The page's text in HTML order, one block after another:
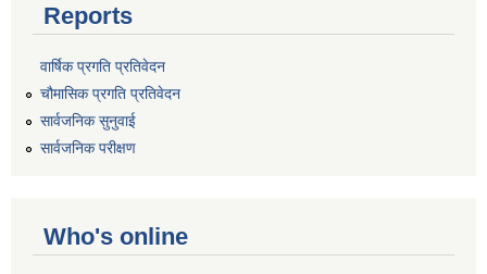
Reports
वार्षिक प्रगति प्रतिवेदन
चौमासिक प्रगति प्रतिवेदन
सार्वजनिक सुनुवाई
सार्वजनिक परीक्षण
Who's online